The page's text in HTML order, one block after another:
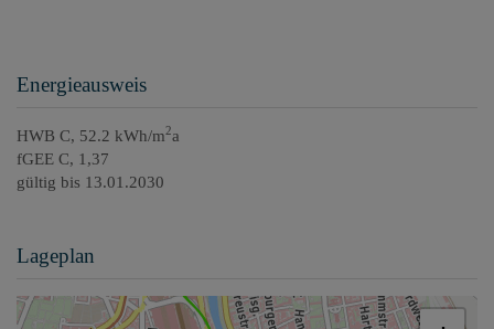
Energieausweis
HWB C, 52.2 kWh/m2a
fGEE C, 1,37
gültig bis 13.01.2030
Lageplan